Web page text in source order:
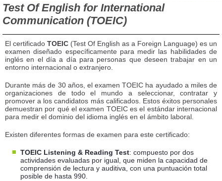
Test Of English for International
Communication (TOEIC)
El certificado TOEIC (Test Of English as a Foreign Language) es un
examen diseñado específicamente para medir las habilidades de
inglés en el día a día para personas que deseen trabajar en un
entorno internacional o extranjero.
Durante más de 30 años, el examen TOEIC ha ayudado a miles de
organizaciones de todo el mundo a seleccionar, contratar y
promover a los candidatos más calificados. Estos éxitos personales
demuestran por qué el examen TOEIC es el estándar internacional
para medir el dominio del idioma inglés en el ámbito laboral.
Existen diferentes formas de examen para este certificado:
TOEIC Listening & Reading Test: compuesto por dos
actividades evaluadas por igual, que miden la capacidad de
comprensión de lectura y auditiva, con una puntuación total
posible de hasta 990.